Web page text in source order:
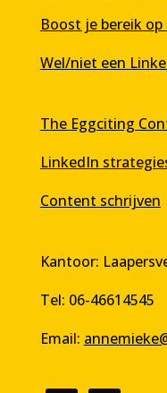
Boost je bereik
Wel/niet een
The Eggciting
LinkedIn
Content schrijven
Kantoor:
Tel: 06-46614545
Email: